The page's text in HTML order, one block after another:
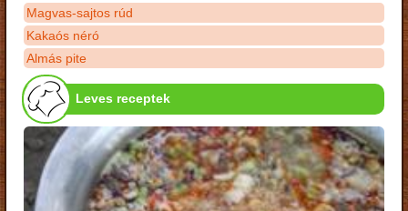
Magvas-sajtos rúd
Kakaós néró
Almás pite
Leves receptek